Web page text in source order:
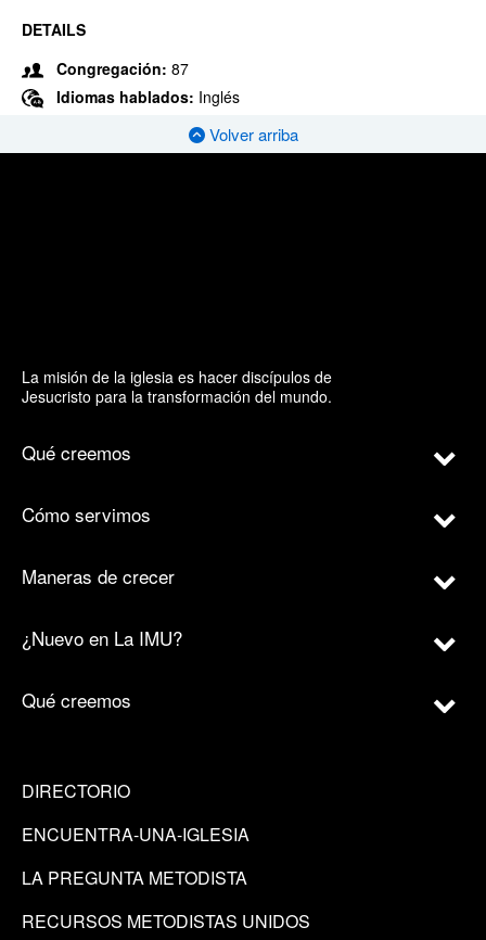
DETAILS
Congregación: 87
Idiomas hablados: Inglés
Volver arriba
La misión de la iglesia es hacer discípulos de
Jesucristo para la transformación del mundo.
Qué creemos
Cómo servimos
Maneras de crecer
¿Nuevo en La IMU?
Qué creemos
DIRECTORIO
ENCUENTRA-UNA-IGLESIA
LA PREGUNTA METODISTA
RECURSOS METODISTAS UNIDOS